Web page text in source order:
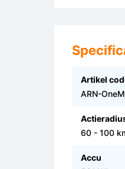
Artikel
ARN-
60 - 100
Accu